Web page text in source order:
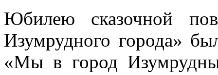
Юбилею сказочной
Изумрудного города»
«Мы в город